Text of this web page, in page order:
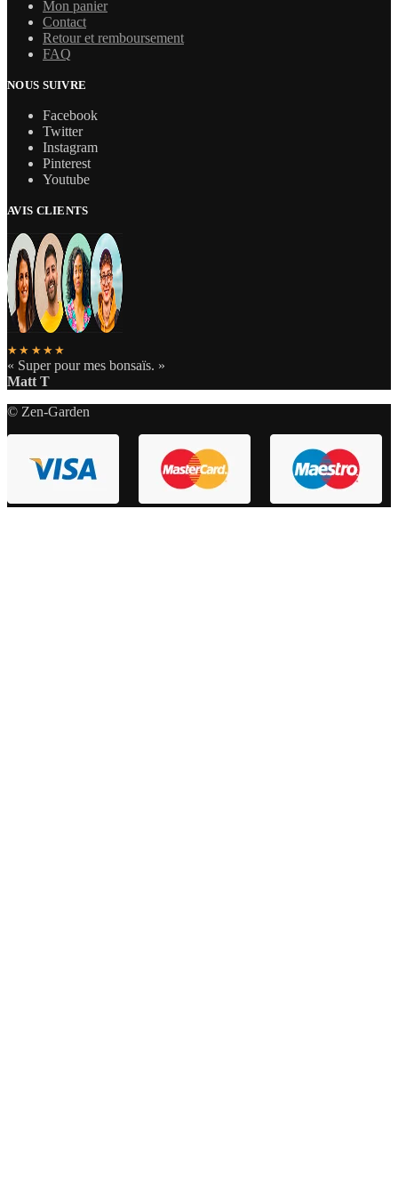
Mon panier
Contact
Retour et remboursement
FAQ
NOUS SUIVRE
Facebook
Twitter
Instagram
Pinterest
Youtube
AVIS CLIENTS
★★★★★
« Super pour mes bonsaïs. »
Matt T
© Zen-Garden